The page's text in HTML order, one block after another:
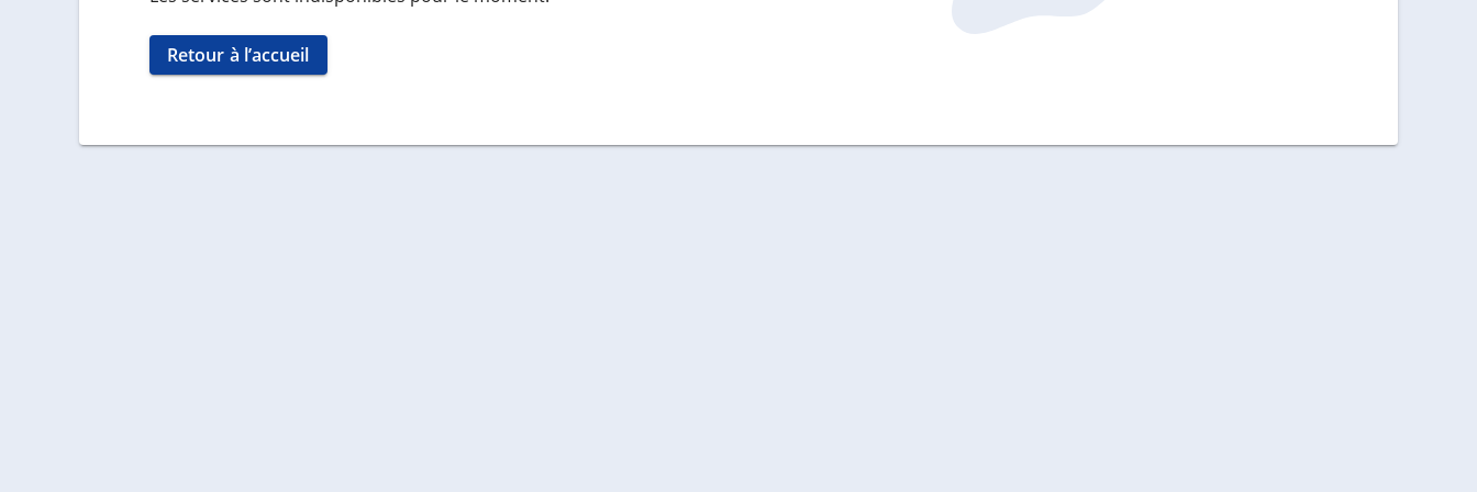
Retour à l’accueil